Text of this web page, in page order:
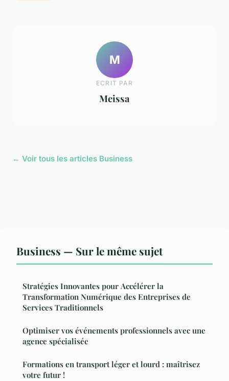
M
ECRIT PAR
Meissa
← Voir tous les articles Business
Business — Sur le même sujet
Stratégies Innovantes pour Accélérer la
Transformation Numérique des Entreprises de
Services Traditionnels
Optimiser vos événements professionnels avec une
agence spécialisée
Formations en transport léger et lourd : maîtrisez
votre futur !